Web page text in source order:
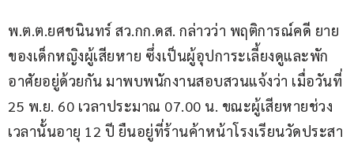
พ.ต.ต.ยศชนินทร์ สว.กก.ดส. กล่าวว่า พฤติการณ์คดี ยาย
ของเด็กหญิงผู้เสียหาย ซึ่งเป็นผู้อุปการะเลี้ยงดูและพัก
อาศัยอยู่ด้วยกัน มาพบพนักงานสอบสวนแจ้งว่า เมื่อวันที่
25 พ.ย. 60 เวลาประมาณ 07.00 น. ขณะผู้เสียหายช่วง
เวลานั้นอายุ 12 ปี ยืนอยู่ที่ร้านค้าหน้าโรงเรียนวัดประสา